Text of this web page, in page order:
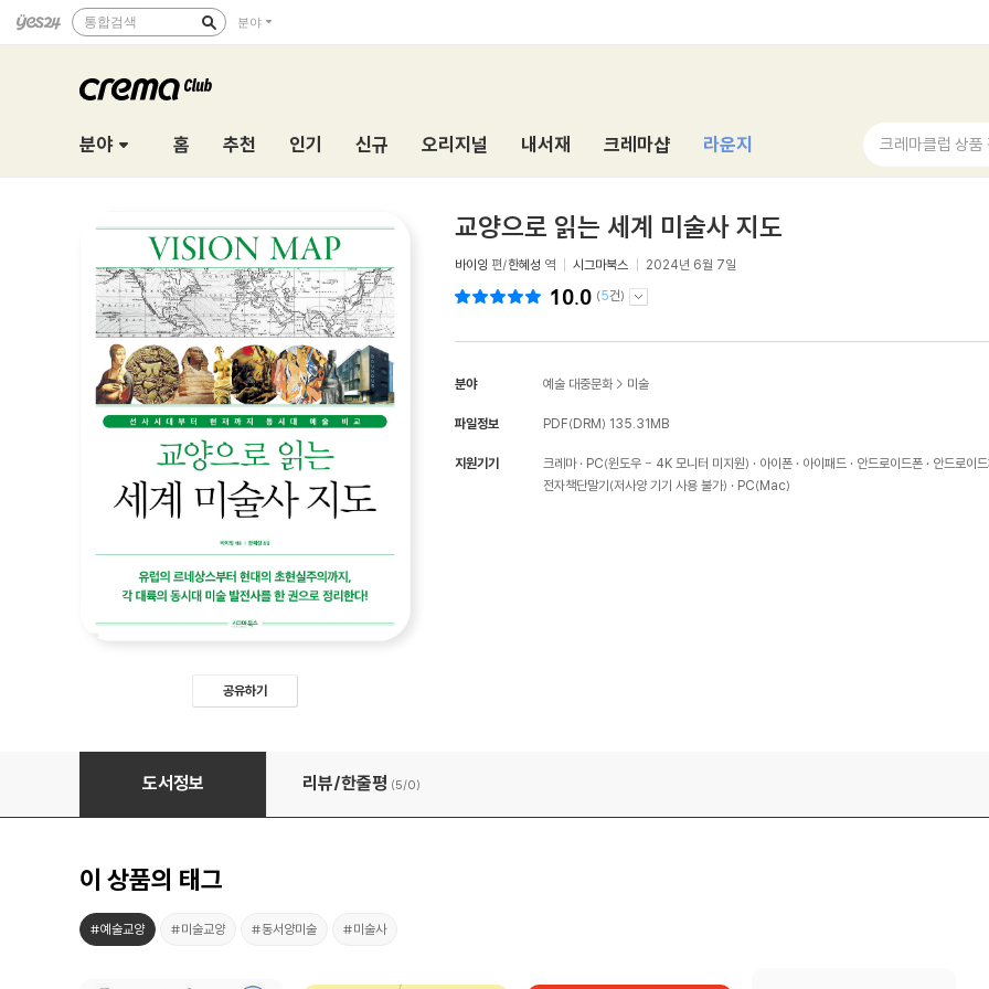
통합검색 분야
분야 홈 추천 인기 신규 오리지널 내서재 크레마샵 라운지 크레마클럽 상품
공유하기
교양으로 읽는 세계 미술사 지도
바이잉 편/한혜성 역 시그마북스 2024년 6월 7일
10.0 (5건)
분야 예술 대중문화 > 미술
파일정보 PDF(DRM) 135.31MB
지원기기 크레마 PC(윈도우 - 4K 모니터 미지원) 아이폰 아이패드 안드로이드폰
안드로이
전자책단말기(저사양 기기 사용 불가)
PC(Mac)
교양으로 읽는 세계 미술사 지도
도서정보 리뷰/한줄평 (5/0)
이 상품의 태그
#예술교양 #미술교양 #동서양미술 #미술사